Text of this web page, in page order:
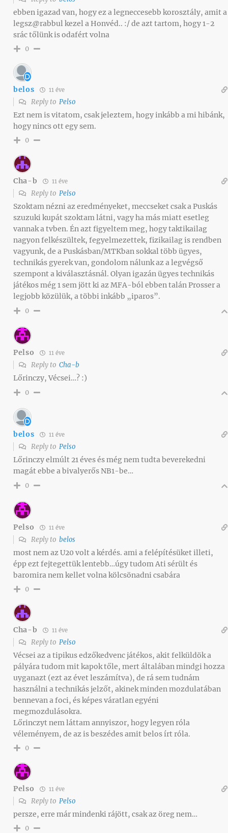
ebben igazad van, hogy ez a legneccesebb korosztály, amit a
legsz@rabbul kezel a Honvéd.. :/ de azt tartom, hogy 1-2
srác tőlünk is odafért volna
0
belos 11 éve
Reply to Pelso
Ezt nem is vitatom, csak jeleztem, hogy inkább a mi hibánk,
hogy nincs ott egy sem.
0
Cha-b 11 éve
Reply to Pelso
Szoktam nézni az eredményeket, meccseket csak a Puskás
szuzuki kupát szoktam látni, vagy ha más miatt esetleg
vannak a tvben. Én azt figyeltem meg, hogy taktikailag
nagyon felkészültek, fegyelmezettek, fizikailag is rendben
vagyunk, de a Puskásban/MTKban sokkal több ügyes,
technikás gyerek van, gondolom nálunk az a legvégső
szempont a kiválasztásnál. Olyan igazán ügyes technikás
játékos még 1 sem jött ki az MFA-ból ebben talán Prosser a
legjobb közülük, a többi inkább „iparos”.
0
Pelso 11 éve
Reply to Cha-b
Lőrinczy, Vécsei…? :)
0
belos 11 éve
Reply to Pelso
Lőrinczy elmúlt 21 éves és még nem tudta beverekedni
magát ebbe a bivalyerős NB1-be…
0
Pelso 11 éve
Reply to belos
most nem az U20 volt a kérdés. ami a felépítésüket illeti,
épp ezt fejtegettük lentebb…úgy tudom Ati sérült és
baromira nem kellet volna kölcsönadni csabára
0
Cha-b 11 éve
Reply to Pelso
Vécsei az a tipikus edzőkedvenc játékos, akit felküldök a
pályára tudom mit kapok tőle, mert általában mindgi hozza
uyganazt (ezt az évet leszámítva), de rá sem tudnám
használni a technikás jelzőt, akinek minden mozdulatában
bennevan a foci, és képes váratlan egyéni
megmozdulásokra.
Lőrinczyt nem láttam annyiszor, hogy legyen róla
véleményem, de az is beszédes amit belos írt róla.
0
Pelso 11 éve
Reply to Pelso
persze, erre már mindenki rájött, csak az öreg nem…
0